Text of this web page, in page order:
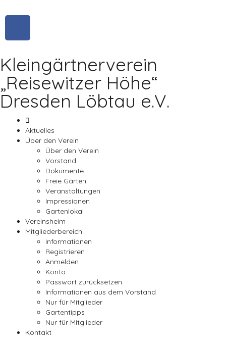
Kleingärtnerverein
„Reisewitzer Höhe“
Dresden Löbtau e.V.
Aktuelles
Über den Verein
Über den Verein
Vorstand
Dokumente
Freie Gärten
Veranstaltungen
Impressionen
Gartenlokal
Vereinsheim
Mitgliederbereich
Informationen
Registrieren
Anmelden
Konto
Passwort zurücksetzen
Informationen aus dem Vorstand
Nur für Mitglieder
Gartentipps
Nur für Mitglieder
Kontakt